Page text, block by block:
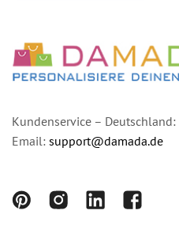
Kundenservice – Deutschland:
Email: support@damada.de